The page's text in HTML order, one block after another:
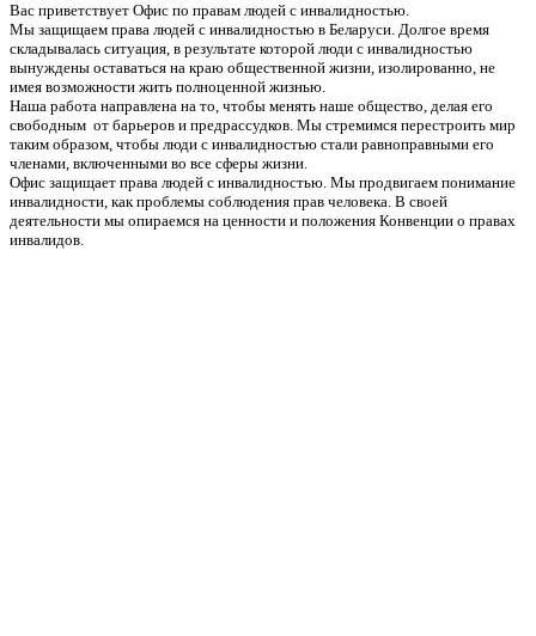
Вас приветствует Офис по правам людей с инвалидностью.
Мы защищаем права людей с инвалидностью в Беларуси. Долгое время
складывалась ситуация, в результате которой люди с инвалидностью
вынуждены оставаться на краю общественной жизни, изолированно, не
имея возможности жить полноценной жизнью.
Наша работа направлена на то, чтобы менять наше общество, делая его
свободным от барьеров и предрассудков. Мы стремимся перестроить мир
таким образом, чтобы люди с инвалидностью стали равноправными его
членами, включенными во все сферы жизни.
Офис защищает права людей с инвалидностью. Мы продвигаем понимание
инвалидности, как проблемы соблюдения прав человека. В своей
деятельности мы опираемся на ценности и положения Конвенции о правах
инвалидов.